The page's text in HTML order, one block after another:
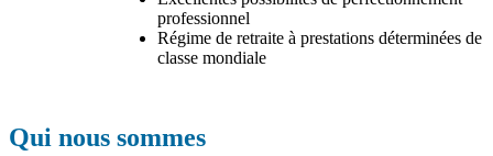
professionnel
Régime de retraite à prestations déterminées de
classe mondiale
Qui nous sommes